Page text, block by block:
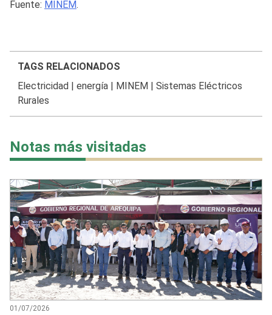
Fuente: MINEM.
TAGS RELACIONADOS
Electricidad| energía| MINEM| Sistemas Eléctricos
Rurales
Notas más visitadas
01/07/2026